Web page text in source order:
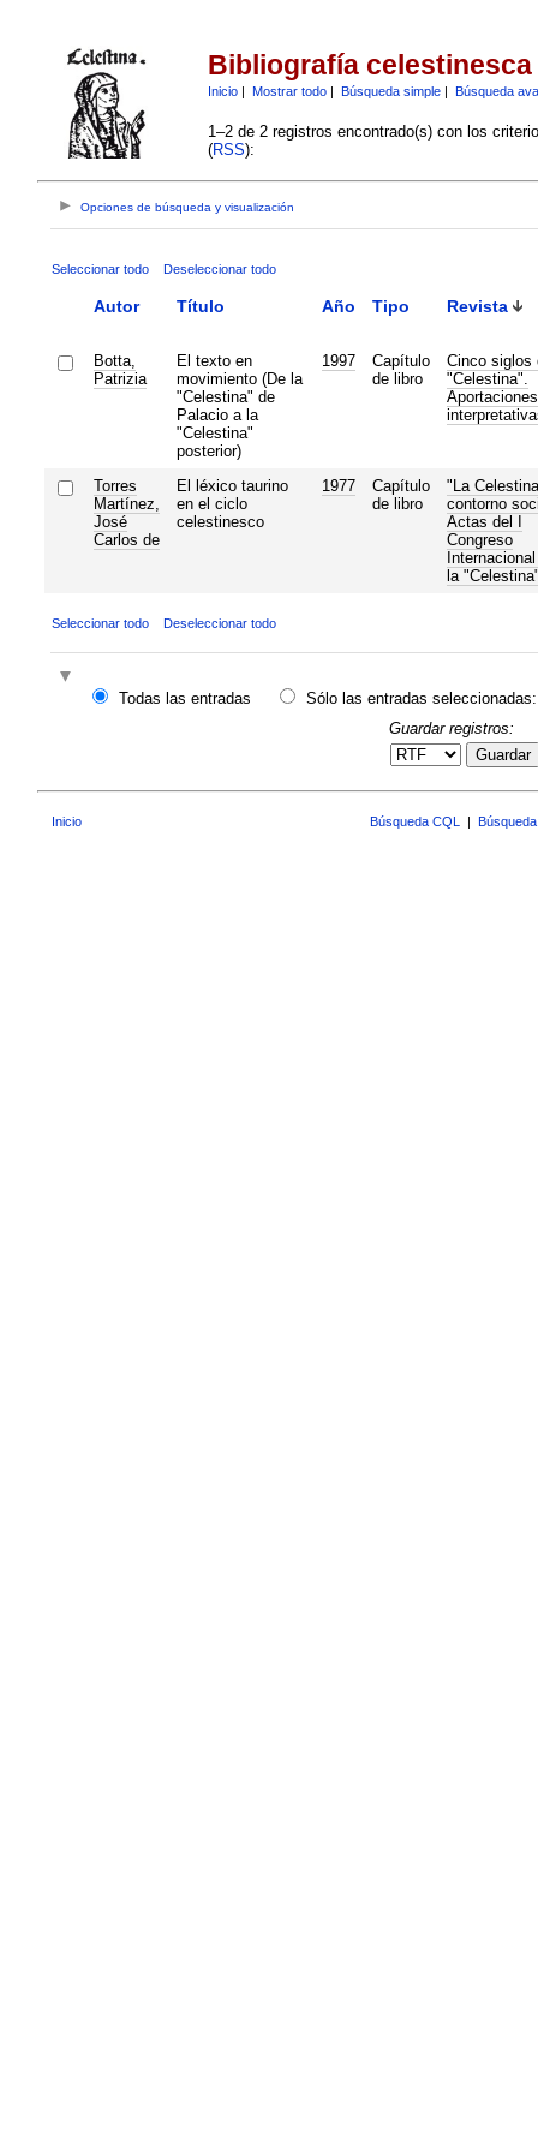
Bibliografía celestinesca
Inicio| Mostrar todo| Búsqueda simple| Búsqueda
1–2 de 2 registros encontrado(s) con los
(RSS):
Opciones de búsqueda y visualización
Seleccionar todo Deseleccionar todo
Autor Título Año Tipo Revista
Botta,
Patrizia
El texto en
movimiento (De la
"Celestina" de
Palacio a la
"Celestina"
posterior)
1997
Capítulo
de libro
Cinco siglos
"Celestina".
Aportaciones
Torres
Martínez,
José
Carlos de
El léxico taurino
en el ciclo
celestinesco
1977
Capítulo
de libro
"La
contorno
Actas del I
Congreso
la
Seleccionar todo Deseleccionar todo
Todas las entradas
Sólo las entradas seleccionadas:
Guardar registros:
Guardar
Inicio Búsqueda CQL